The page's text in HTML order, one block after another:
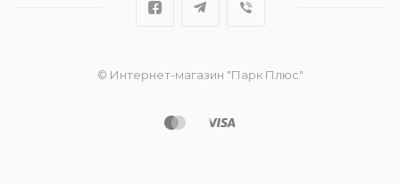
© Интернет-магазин "Парк Плюс"